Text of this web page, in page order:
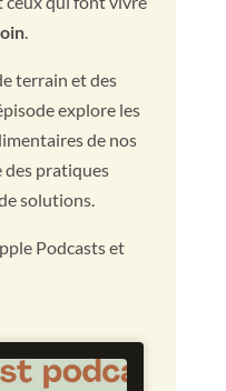
.
terrain et des
explore les
de nos
pratiques
solutions.
Podcasts et